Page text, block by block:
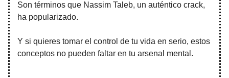
Son términos que Nassim Taleb, un auténtico crack,
ha popularizado.
Y si quieres tomar el control de tu vida en serio, estos
conceptos no pueden faltar en tu arsenal mental.